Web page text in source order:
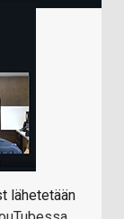
lähetetään